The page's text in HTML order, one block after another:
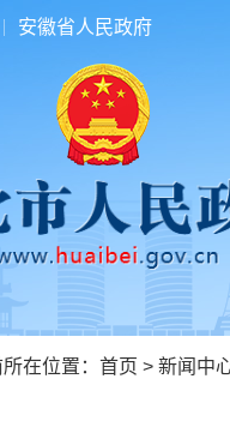
安徽省人民政府
在位置： 首页 > 新闻中